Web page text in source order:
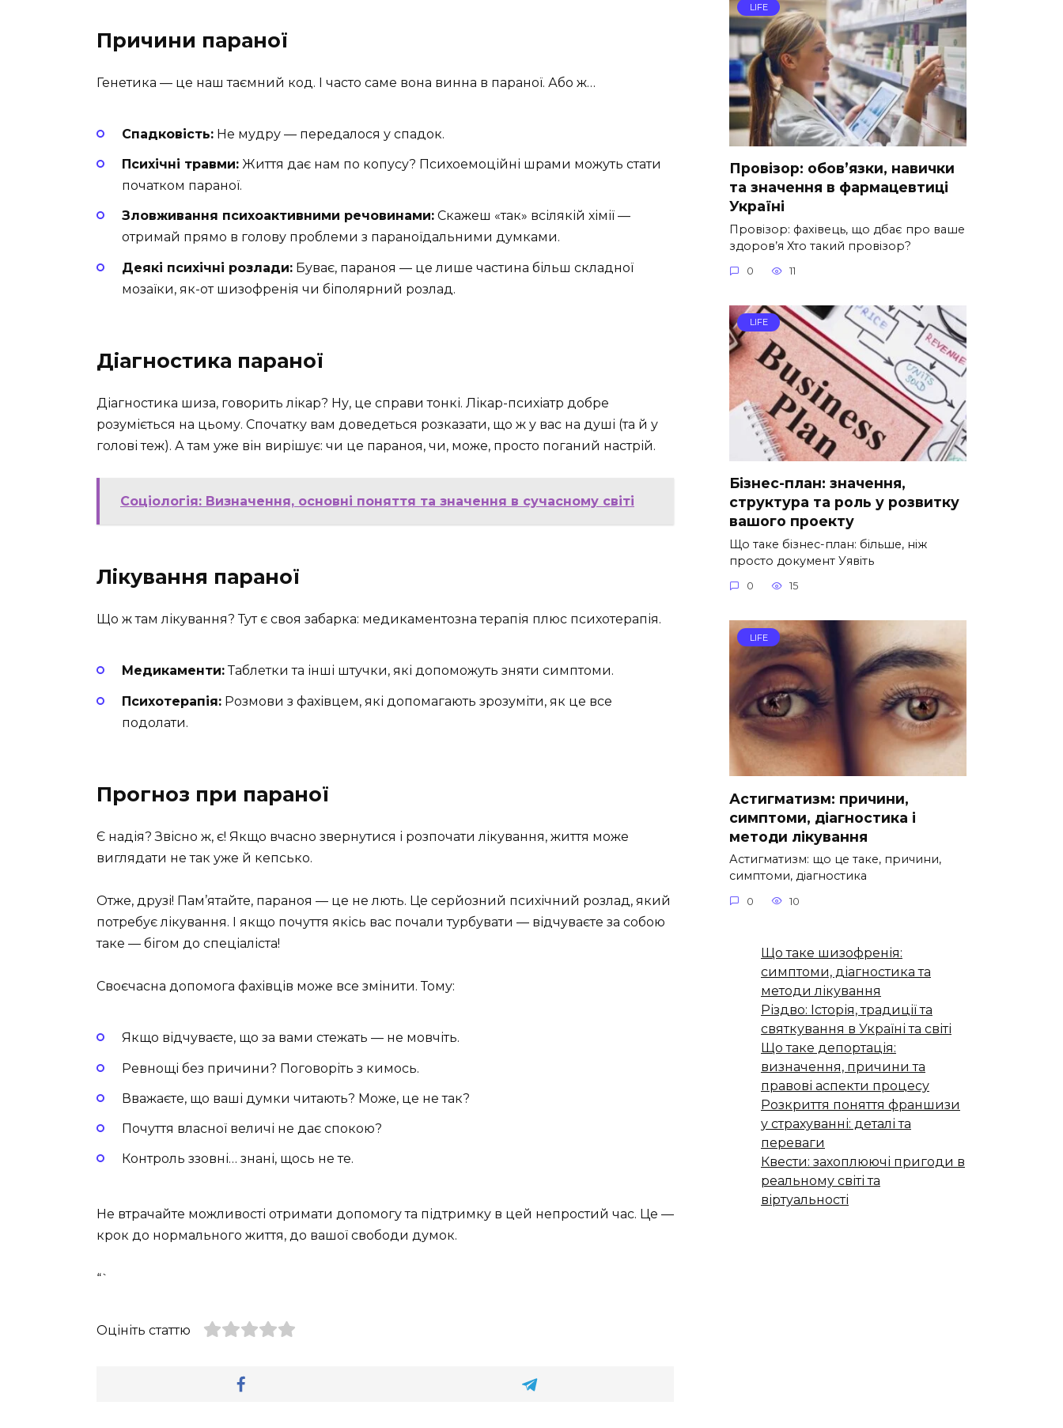
Причини параної
Генетика — це наш таємний код. І часто саме вона винна в параної. Або ж…
Спадковість: Не мудру — передалося у спадок.
Психічні травми: Життя дає нам по копусу? Психоемоційні шрами можуть стати
початком параної.
Зловживання психоактивними речовинами: Скажеш «так» всілякій хімії —
отримай прямо в голову проблеми з параноїдальними думками.
Деякі психічні розлади: Буває, параноя — це лише частина більш складної
мозаїки, як-от шизофренія чи біполярний розлад.
Діагностика параної
Діагностика шиза, говорить лікар? Ну, це справи тонкі. Лікар-психіатр добре
розуміється на цьому. Спочатку вам доведеться розказати, що ж у вас на душі (та й у
голові теж). А там уже він вирішує: чи це параноя, чи, може, просто поганий настрій.
Соціологія: Визначення, основні поняття та значення в сучасному світі
Лікування параної
Що ж там лікування? Тут є своя забарка: медикаментозна терапія плюс психотерапія.
Медикаменти:Таблетки та інші штучки, які допоможуть зняти симптоми.
Психотерапія: Розмови з фахівцем, які допомагають зрозуміти, як це все
подолати.
Прогноз при параної
Є надія? Звісно ж, є! Якщо вчасно звернутися і розпочати лікування, життя може
виглядати не так уже й кепсько.
Отже, друзі! Пам’ятайте, параноя — це не лють. Це серйозний психічний розлад, який
потребує лікування. І якщо почуття якісь вас почали турбувати — відчуваєте за собою
таке — бігом до спеціаліста!
Своєчасна допомога фахівців може все змінити. Тому:
Якщо відчуваєте, що за вами стежать — не мовчіть.
Ревнощі без причини? Поговоріть з кимось.
Вважаєте, що ваші думки читають? Може, це не так?
Почуття власної величі не дає спокою?
Контроль ззовні… знані, щось не те.
Не втрачайте можливості отримати допомогу та підтримку в цей непростий час. Це —
крок до нормального життя, до вашої свободи думок.
“`
Оцініть статтю
LIFE
Провізор: обов’язки, навички
та значення в фармацевтиці
Україні
Провізор: фахівець, що дбає про ваше
здоров’я Хто такий провізор?
0 11
LIFE
Бізнес-план: значення,
структура та роль у розвитку
вашого проекту
Що таке бізнес-план: більше, ніж
просто документ Уявіть
0 15
LIFE
Астигматизм: причини,
симптоми, діагностика і
методи лікування
Астигматизм: що це таке, причини,
симптоми, діагностика
0 10
Що таке шизофренія:
симптоми, діагностика та
методи лікування
Різдво: Історія, традиції та
святкування в Україні та світі
Що таке депортація:
визначення, причини та
правові аспекти процесу
Розкриття поняття франшизи
у страхуванні: деталі та
переваги
Квести: захоплюючі пригоди в
реальному світі та
віртуальності